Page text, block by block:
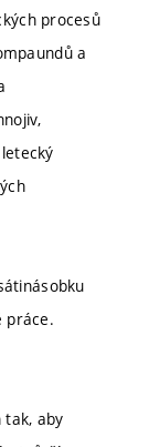
procesů
a
práce.
tak, aby